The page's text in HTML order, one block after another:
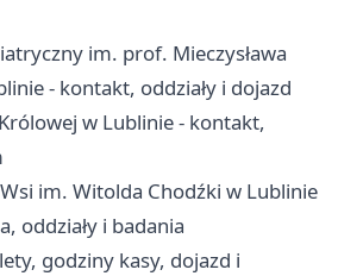
im. prof. Mieczysława
- kontakt, oddziały i dojazd
w Lublinie - kontakt,
im. Witolda Chodźki w Lublinie
oddziały i badania
godziny kasy, dojazd i